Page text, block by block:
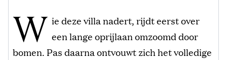
W ie deze villa nadert, rijdt eerst over
een lange oprijlaan omzoomd door
bomen. Pas daarna ontvouwt zich het volledige